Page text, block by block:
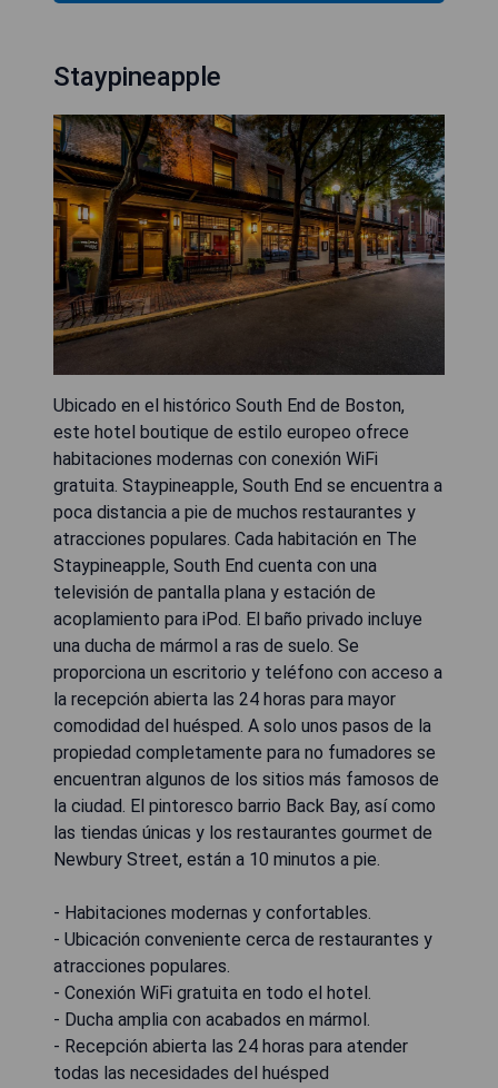
Staypineapple
Ubicado en el histórico South End de Boston,
este hotel boutique de estilo europeo ofrece
habitaciones modernas con conexión WiFi
gratuita. Staypineapple, South End se encuentra a
poca distancia a pie de muchos restaurantes y
atracciones populares. Cada habitación en The
Staypineapple, South End cuenta con una
televisión de pantalla plana y estación de
acoplamiento para iPod. El baño privado incluye
una ducha de mármol a ras de suelo. Se
proporciona un escritorio y teléfono con acceso a
la recepción abierta las 24 horas para mayor
comodidad del huésped. A solo unos pasos de la
propiedad completamente para no fumadores se
encuentran algunos de los sitios más famosos de
la ciudad. El pintoresco barrio Back Bay, así como
las tiendas únicas y los restaurantes gourmet de
Newbury Street, están a 10 minutos a pie.
- Habitaciones modernas y confortables.
- Ubicación conveniente cerca de restaurantes y
atracciones populares.
- Conexión WiFi gratuita en todo el hotel.
- Ducha amplia con acabados en mármol.
- Recepción abierta las 24 horas para atender
todas las necesidades del huésped